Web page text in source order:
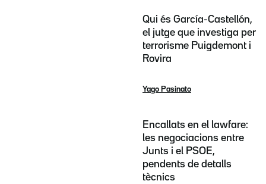
Qui és García-Castellón,
el jutge que investiga per
terrorisme Puigdemont i
Rovira
Yago Pasinato
Encallats en el lawfare:
les negociacions entre
Junts i el PSOE,
pendents de detalls
tècnics